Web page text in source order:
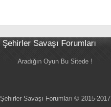
Şehirler Savaşı Forumları
Aradığın Oyun Bu Sitede !
Şehirler Savaşı Forumları © 2015-2017